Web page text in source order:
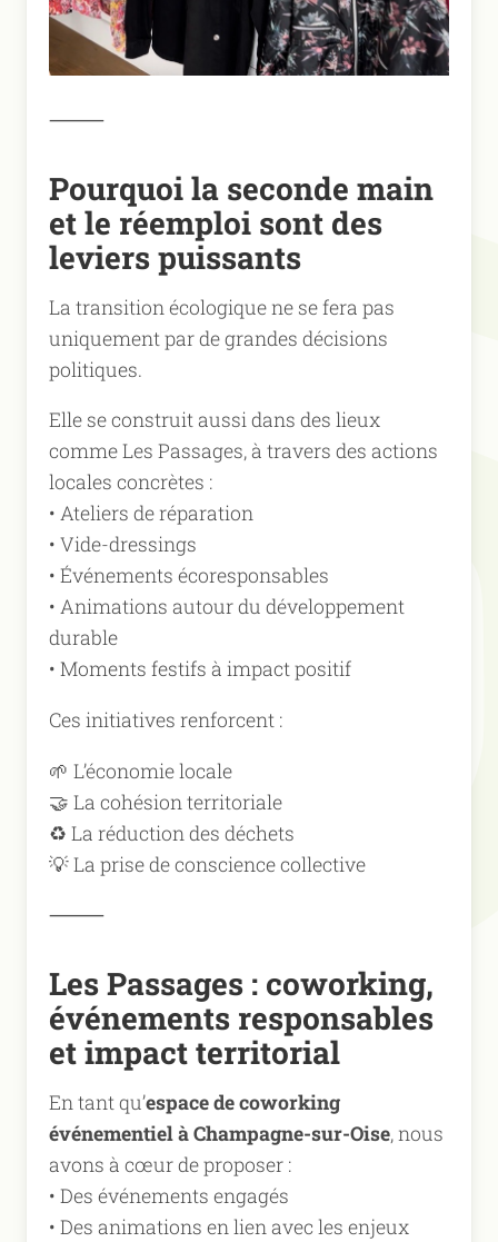
⸻
Pourquoi la seconde main
et le réemploi sont des
leviers puissants
La transition écologique ne se fera pas
uniquement par de grandes décisions
politiques.
Elle se construit aussi dans des lieux
comme Les Passages, à travers des actions
locales concrètes :
• Ateliers de réparation
• Vide-dressings
• Événements écoresponsables
• Animations autour du développement
durable
• Moments festifs à impact positif
Ces initiatives renforcent :
🌱 L’économie locale
🤝 La cohésion territoriale
♻ La réduction des déchets
💡 La prise de conscience collective
⸻
Les Passages : coworking,
événements responsables
et impact territorial
En tant qu’espace de coworking
événementiel à Champagne-sur-Oise, nous
avons à cœur de proposer :
• Des événements engagés
• Des animations en lien avec les enjeux